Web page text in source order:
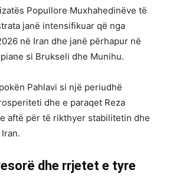
Popullore Muxhahedinëve të
janë intensifikuar që nga
në Iran dhe janë përhapur në
si Brukseli dhe Munihu.
Pahlavi si një periudhë
dhe e paraqet Reza
aftë për të rikthyer stabilitetin dhe
dhe rrjetet e tyre